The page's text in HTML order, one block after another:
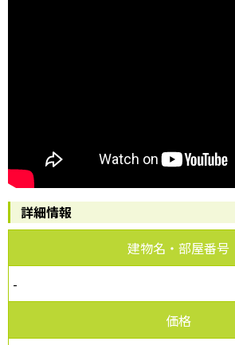
詳細情報
建物名・部屋番号
-
価格